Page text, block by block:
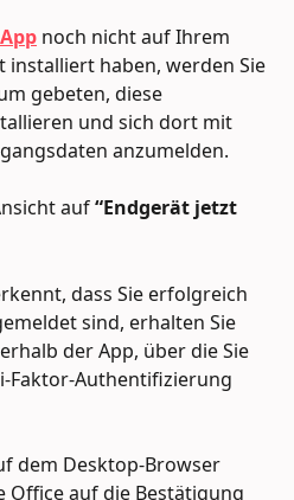
noch nicht auf Ihrem
installiert haben, werden Sie
gebeten, diese
und sich dort mit
anzumelden.
auf “Endgerät jetzt
dass Sie erfolgreich
sind, erhalten Sie
der App, über die Sie
Faktor-Authentifizierung
dem Desktop-Browser
Office auf die Bestätigung